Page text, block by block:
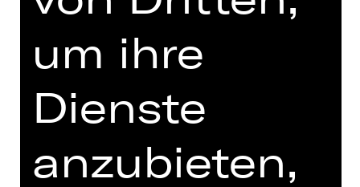
Tickets
Termine und Besetzung
um ihre
Dienste
anzubieten,